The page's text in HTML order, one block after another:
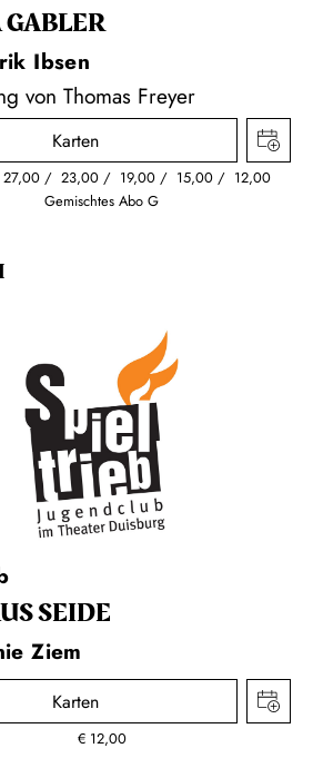
Ibsen
von Thomas Freyer
Karten
27,00 23,00 19,00 15,00
12,00
Gemischtes Abo G
SEIDE
Ziem
Karten
€ 12,00